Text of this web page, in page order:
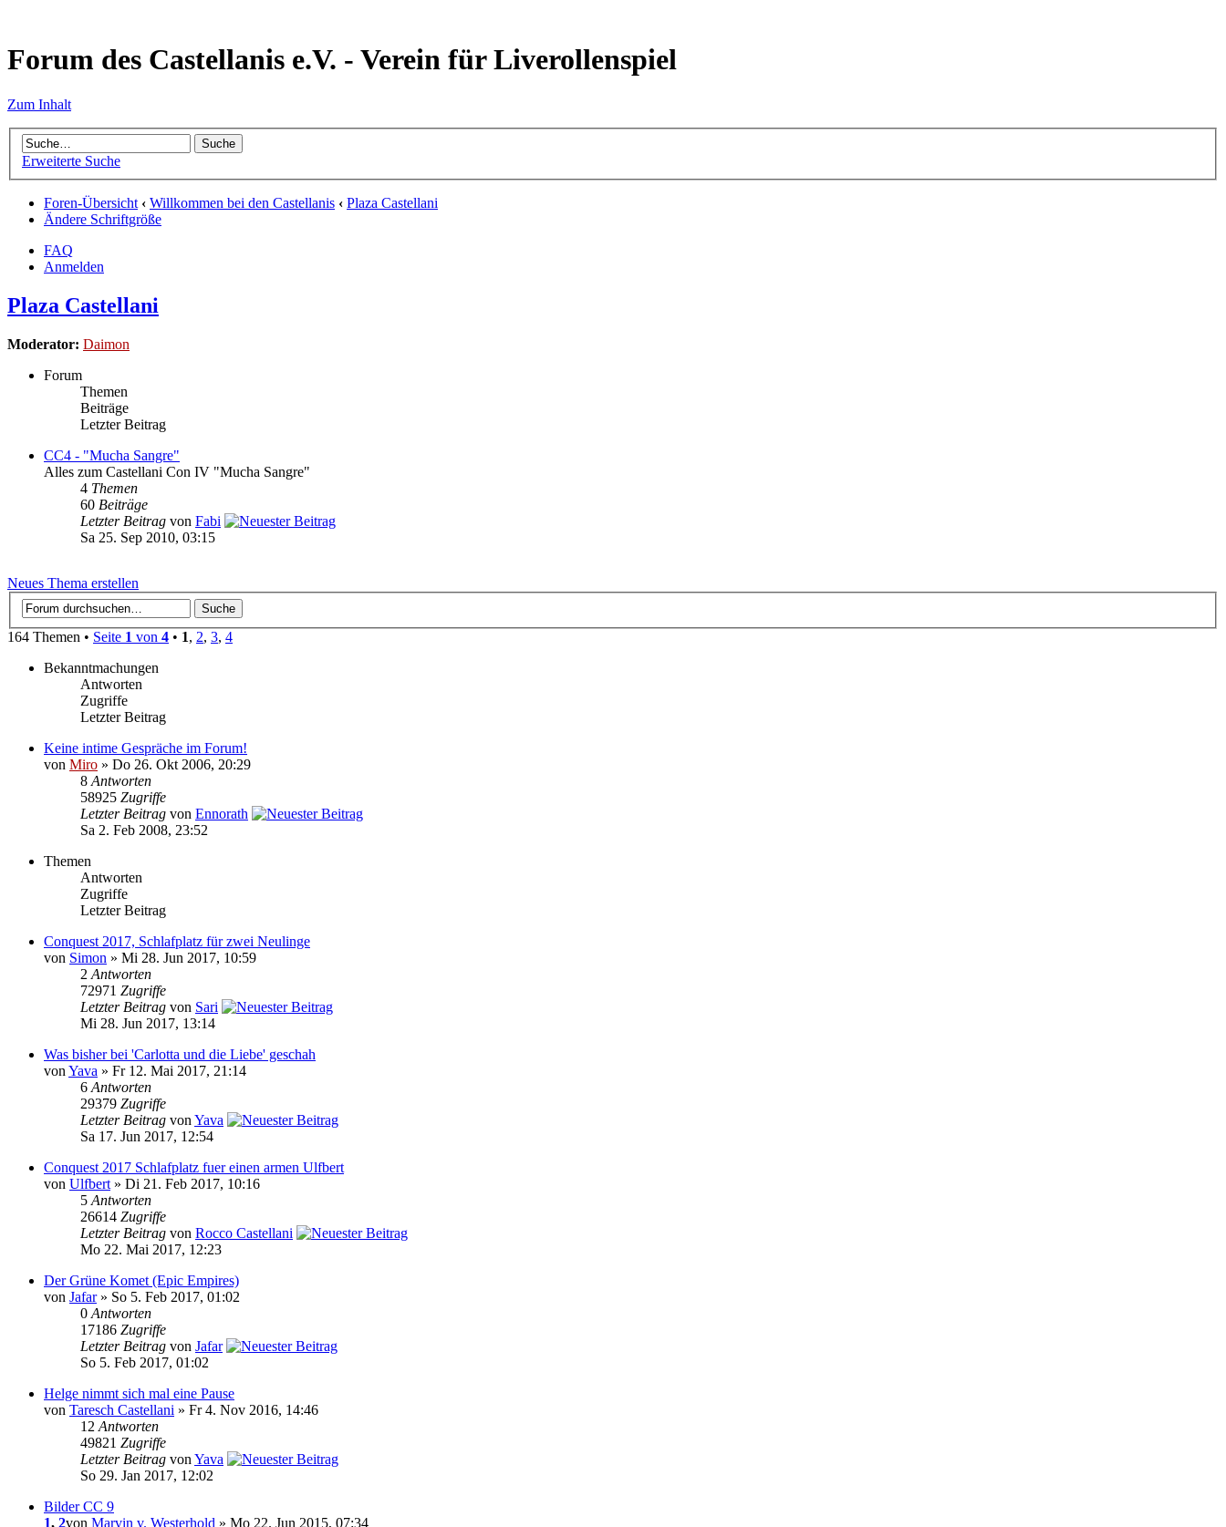
Forum des Castellanis e.V. - Verein für Liverollenspiel
Zum Inhalt
Erweiterte Suche
Foren-Übersicht ‹ Willkommen bei den Castellanis ‹ Plaza Castellani
Ändere Schriftgröße
FAQ
Anmelden
Plaza Castellani
Moderator: Daimon
Forum
Themen
Beiträge
Letzter Beitrag
CC4 - "Mucha Sangre"
Alles zum Castellani Con IV "Mucha Sangre"
4 Themen
60 Beiträge
Letzter Beitrag von Fabi
Sa 25. Sep 2010, 03:15
Neues Thema erstellen
164 Themen • Seite 1 von 4 • 1, 2, 3, 4
Bekanntmachungen
Antworten
Zugriffe
Letzter Beitrag
Keine intime Gespräche im Forum!
von Miro » Do 26. Okt 2006, 20:29
8 Antworten
58925 Zugriffe
Letzter Beitrag von Ennorath
Sa 2. Feb 2008, 23:52
Themen
Antworten
Zugriffe
Letzter Beitrag
Conquest 2017, Schlafplatz für zwei Neulinge
von Simon » Mi 28. Jun 2017, 10:59
2 Antworten
72971 Zugriffe
Letzter Beitrag von Sari
Mi 28. Jun 2017, 13:14
Was bisher bei 'Carlotta und die Liebe' geschah
von Yava » Fr 12. Mai 2017, 21:14
6 Antworten
29379 Zugriffe
Letzter Beitrag von Yava
Sa 17. Jun 2017, 12:54
Conquest 2017 Schlafplatz fuer einen armen Ulfbert
von Ulfbert » Di 21. Feb 2017, 10:16
5 Antworten
26614 Zugriffe
Letzter Beitrag von Rocco Castellani
Mo 22. Mai 2017, 12:23
Der Grüne Komet (Epic Empires)
von Jafar» So 5. Feb 2017, 01:02
0 Antworten
17186 Zugriffe
Letzter Beitrag von Jafar
So 5. Feb 2017, 01:02
Helge nimmt sich mal eine Pause
von Taresch Castellani » Fr 4. Nov 2016, 14:46
12 Antworten
49821 Zugriffe
Letzter Beitrag von Yava
So 29. Jan 2017, 12:02
Bilder CC 9
1, 2von Marvin v. Westerhold » Mo 22. Jun 2015, 07:34